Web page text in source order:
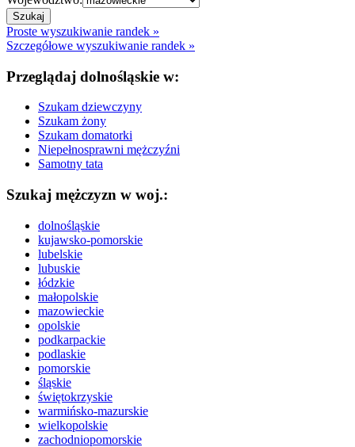
Proste wyszukiwanie randek »
Szczegółowe wyszukiwanie randek »
Przeglądaj dolnośląskie w:
Szukam dziewczyny
Szukam żony
Szukam domatorki
Niepełnosprawni mężczyźni
Samotny tata
Szukaj mężczyzn w woj.:
dolnośląskie
kujawsko-pomorskie
lubelskie
lubuskie
łódzkie
małopolskie
mazowieckie
opolskie
podkarpackie
podlaskie
pomorskie
śląskie
świętokrzyskie
warmińsko-mazurskie
wielkopolskie
zachodniopomorskie